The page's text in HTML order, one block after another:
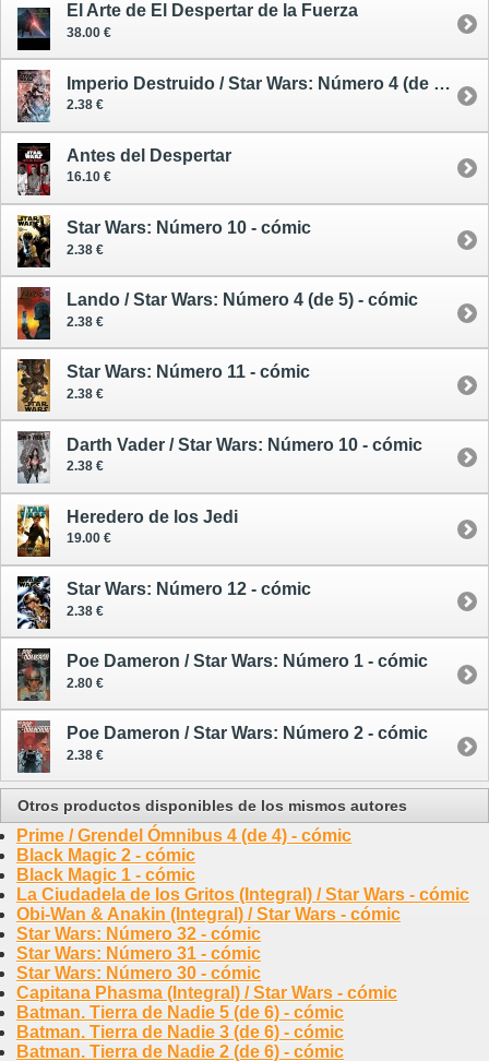
El Arte de El Despertar de la Fuerza
38.00 €
Imperio Destruido / Star Wars: Número 4 (de 4) - cómic
2.38 €
Antes del Despertar
16.10 €
Star Wars: Número 10 - cómic
2.38 €
Lando / Star Wars: Número 4 (de 5) - cómic
2.38 €
Star Wars: Número 11 - cómic
2.38 €
Darth Vader / Star Wars: Número 10 - cómic
2.38 €
Heredero de los Jedi
19.00 €
Star Wars: Número 12 - cómic
2.38 €
Poe Dameron / Star Wars: Número 1 - cómic
2.80 €
Poe Dameron / Star Wars: Número 2 - cómic
2.38 €
Otros productos disponibles de los mismos autores
Prime / Grendel Ómnibus 4 (de 4) - cómic
Black Magic 2 - cómic
Black Magic 1 - cómic
La Ciudadela de los Gritos (Integral) / Star Wars - cómic
Obi-Wan & Anakin (Integral) / Star Wars - cómic
Star Wars: Número 32 - cómic
Star Wars: Número 31 - cómic
Star Wars: Número 30 - cómic
Capitana Phasma (Integral) / Star Wars - cómic
Batman. Tierra de Nadie 5 (de 6) - cómic
Batman. Tierra de Nadie 3 (de 6) - cómic
Batman. Tierra de Nadie 2 (de 6) - cómic